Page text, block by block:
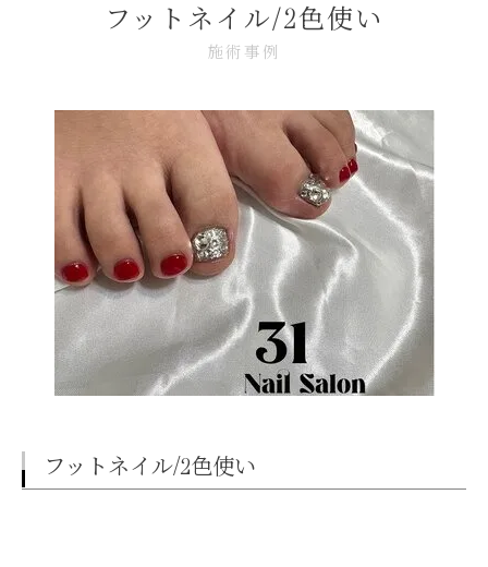
施術事例
フットネイル/2色使い
フットネイル/2色使い